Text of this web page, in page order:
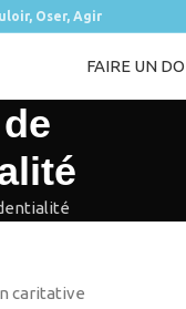
Oser, Agir
FAIRE UN
caritative